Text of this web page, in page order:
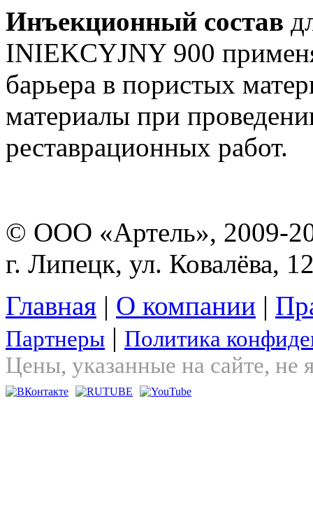
Инъекционный состав
INIEKCYJNY 900
барьера в пористых
материалы при
реставрационных работ.
© ООО «Артель», 2009-
г. Липецк, ул. Ковалёва,
Главная | О компании |
Партнеры | Политика
Цены, указанные на сайте, не